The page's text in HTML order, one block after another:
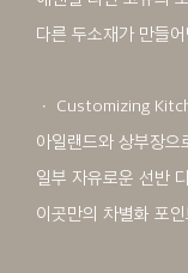
다른 두소재가 만들
ㆍ Customizing
아일랜드와 상부장으
일부 자유로운 선반
이곳만의 차별화 포인